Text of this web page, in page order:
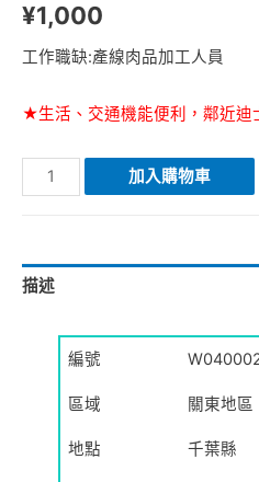
¥1,000
工作職缺:產線肉品加工人員
★生活、交通機能便利，鄰近迪
【關
東】
葉
食
加入購物車
描述
編號
區域 關東地區
地點 千葉縣